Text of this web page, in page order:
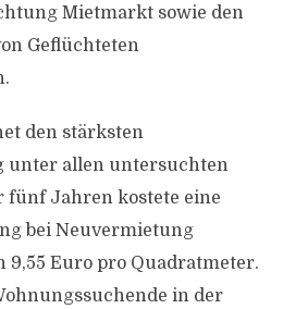
Mietmarkt sowie den
Geflüchteten
den stärksten
unter allen untersuchten
fünf Jahren kostete eine
bei Neuvermietung
Euro pro Quadratmeter.
in der